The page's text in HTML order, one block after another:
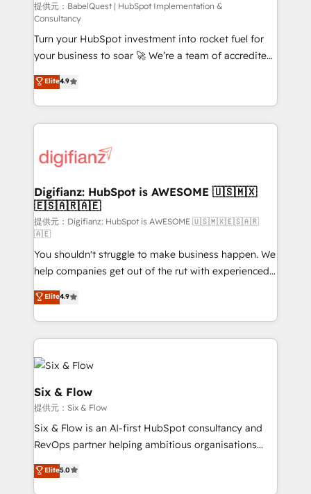
Service Hub, Data Hub and CMS • ISO/IEC
27001:2022, ISO 9001:2015, and ISO 42001:2023
certified - the AI management standard • GuardHub:
our AI governance framework, built on ISO 42001
Ready for the next step? Click the 👈 '𝗖𝗼𝗻𝘁𝗮𝗰𝘁
𝗯𝘂𝘀𝗶𝗻𝗲𝘀𝘀' button to get in touch (𝘸𝘦'𝘳𝘦 𝘴𝘶𝘱𝘦𝘳
𝘳𝘦𝘴𝘱𝘰𝘯𝘴𝘪𝘷𝘦)
提供元：BabelQuest | HubSpot Implementation &
Consultancy
Turn your HubSpot investment into rocket fuel for
your business to soar 🚀 We’re a team of accredited
HubSpot experts ready to help you. We can
implement the platform into complex business
environments, optimise what you've got and make
sure you can actually use it, build your website in
for you and execute it on HubSpot. We are on the
framework, meaning we've been accredited by
HubSpot and vetted by the CCS, which means we
can support public sector companies as well the
other ones listed in our profile. Our services: -
HubSpot implementation - HubSpot CMS website
build We can do lots of things. But everything we do
is there for you to: - Grow revenue, and run your
business more efficiently - Build stronger
relationships with customers - Make better
decisions with data - Find a new voice and reach
more people - Get the most out of your HubSpot
investment
Elite4.9
Digifianz: HubSpot is AWESOME 🇺🇸🇲🇽
🇪🇸🇦🇷🇦🇪
提供元：Digifianz: HubSpot is AWESOME 🇺🇸🇲🇽🇪🇸🇦🇷
🇦🇪
You shouldn't struggle to make business happen. We
help companies get out of the rut with experienced,
process-oriented teams implementing HubSpot
Marketing, Sales, Service, CMS and Operations Hub,
so selling and actually engaging with your customers
feels easy and pain-free. We are a top ranked
HubSpot Elite Partner, winner of Rookie of the Year
and Customer First Awards, 4.9/5 rating in HubSpot
Reviews and 4.9/5 rating in Clutch Reviews. Digifianz
helps the following industries: logistics & 3PL, home
improvement & construction, branding and
commercialization, real estate, health, education,
SaaS, Software Dev & IT and consulting, make the
most out of their HubSpot experience operating in
Elite4.9
Six & Flow
提供元：Six & Flow
Six & Flow is an AI-first HubSpot consultancy and
RevOps partner helping ambitious organisations
grow with clarity, confidence, and intelligence.
Operating across the UK, Netherlands, Ireland, and
Elite5.0